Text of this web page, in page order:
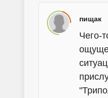
пищак
Чего-